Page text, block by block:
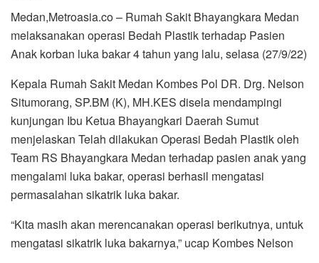
Medan,Metroasia.co – Rumah Sakit Bhayangkara Medan
melaksanakan operasi Bedah Plastik terhadap Pasien
Anak korban luka bakar 4 tahun yang lalu, selasa (27/9/22)
Kepala Rumah Sakit Medan Kombes Pol DR. Drg. Nelson
Situmorang, SP.BM (K), MH.KES disela mendampingi
kunjungan Ibu Ketua Bhayangkari Daerah Sumut
menjelaskan Telah dilakukan Operasi Bedah Plastik oleh
Team RS Bhayangkara Medan terhadap pasien anak yang
mengalami luka bakar, operasi berhasil mengatasi
permasalahan sikatrik luka bakar.
“Kita masih akan merencanakan operasi berikutnya, untuk
mengatasi sikatrik luka bakarnya,” ucap Kombes Nelson